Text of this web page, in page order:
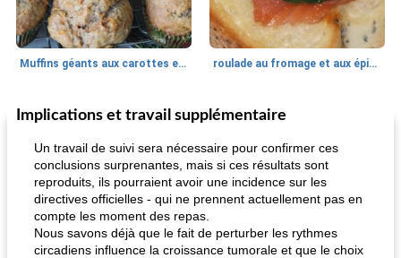
Muffins géants aux carottes et à la banane de Nif roulade au fromage et aux épinards
30min
Marques de confiance: recettes et
astuces
Viande et volaille
Implications et travail supplémentaire
Un travail de suivi sera nécessaire pour confirmer ces
conclusions surprenantes, mais si ces résultats sont
reproduits, ils pourraient avoir une incidence sur les
directives officielles - qui ne prennent actuellement pas en
compte les moment des repas.
Nous savons déjà que le fait de perturber les rythmes
circadiens influence la croissance tumorale et que le choix